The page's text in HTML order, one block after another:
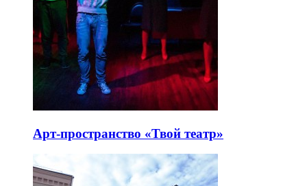
Арт-пространство «Твой театр»